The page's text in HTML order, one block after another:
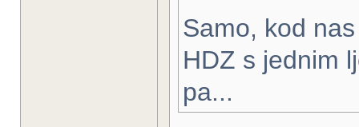
Samo, kod
HDZ s jednim
pa...